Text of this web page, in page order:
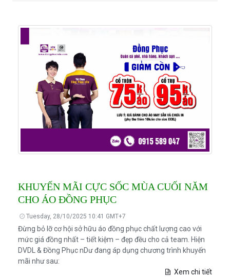
Khuyến mãi
Sản phẩm
Bảng màu
Tin tức
Hướng dẫn
KHUYẾN MÃI CỰC SỐC MÙA CUỐI NĂM
CHO ÁO ĐỒNG PHỤC
Tuesday, 28/10/2025 10:41 GMT+7
Đừng bỏ lỡ cơ hội sở hữu áo đồng phục chất lượng cao với
mức giá đồng nhất – tiết kiệm – đẹp đều cho cả team. Hiện
DVDL & Đồng Phục nDư đang áp dụng chương trình khuyến
mãi như sau:
Xem chi tiết